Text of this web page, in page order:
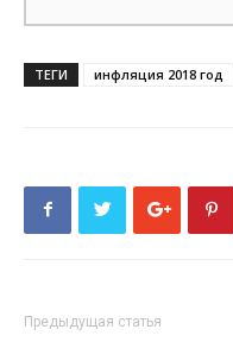
ТЕГИ инфляция 2018 год
Предыдущая статья